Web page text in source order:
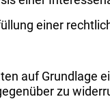
einer
auf Grundlage
zu